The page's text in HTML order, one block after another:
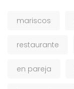
mariscos
restaurante
en pareja